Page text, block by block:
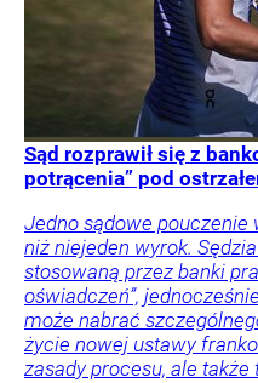
Sąd rozprawił się z
potrącenia” pod
Jedno sądowe pouczenie
niż niejeden wyrok.
stosowaną przez banki
oświadczeń”,
może nabrać
życie nowej ustawy
zasady procesu, ale także